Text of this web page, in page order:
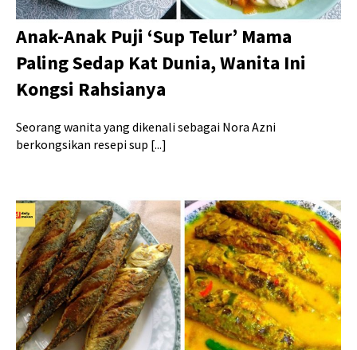
Anak-Anak Puji ‘Sup Telur’ Mama
Paling Sedap Kat Dunia, Wanita Ini
Kongsi Rahsianya
Seorang wanita yang dikenali sebagai Nora Azni
berkongsikan resepi sup [...]